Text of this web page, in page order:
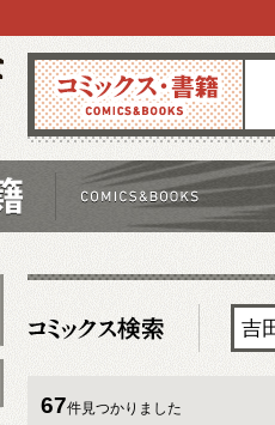
コミックス 雑誌
67件見つかりました